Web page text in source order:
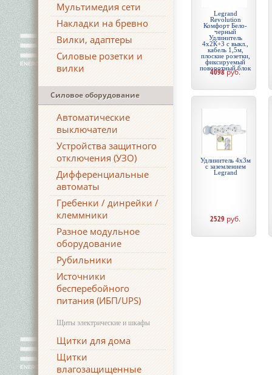
Мультимедия сети
Накладки на бревно
Вилки, адаптеры
Силовые розетки и
вилки
Силовое оборудование
Автоматические
выключатели
Устройства защитного
отключения (УЗО)
Дифференциальные
автоматы
Гребенки / динрейки /
клеммники
Разное модульное
оборудование
Рубильники
Источники
бесперебойного
питания (ИБП/UPS)
Щиты электрические и шкафы
Щитки для дома
Щитки
влагозащищенные
Legrand
Revolution
Комфорт Бело-
черный
Удлинитель
4x2К+З с выкл.,
кабель 1,5м,
плоские розетки,
фиксируемый
поворотный блок
4098руб.
Удлинитель 4х3м
с заземлением
Legrand
2529 руб.